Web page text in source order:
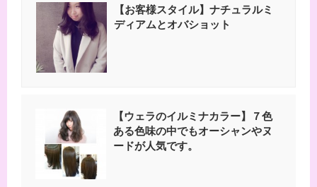
【お客様スタイル】ナチュラルミ
ディアムとオバショット
【ウェラのイルミナカラー】７色
ある色味の中でもオーシャンやヌ
ードが人気です。